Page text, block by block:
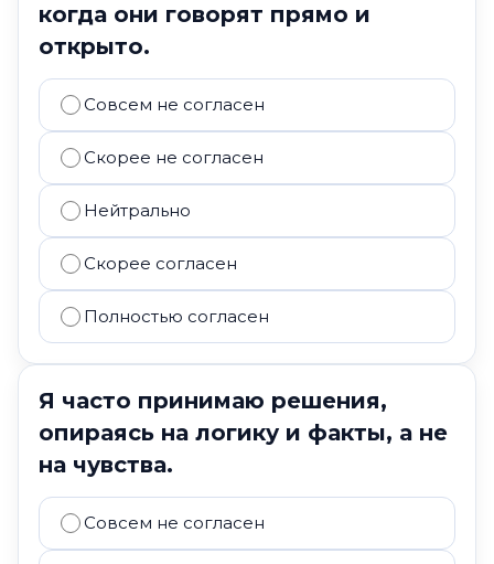
когда они говорят прямо и
открыто.
Совсем не согласен
Скорее не согласен
Нейтрально
Скорее согласен
Полностью согласен
Я часто принимаю решения,
опираясь на логику и факты, а не
на чувства.
Совсем не согласен